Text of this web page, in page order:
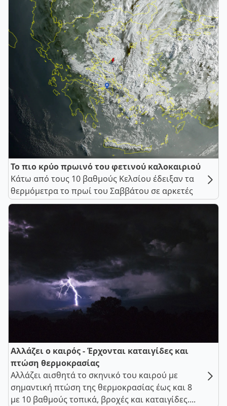
Το πιο κρύο πρωινό του φετινού καλοκαιριού
Κάτω από τους 10 βαθμούς Κελσίου έδειξαν τα
θερμόμετρα το πρωί του Σαββάτου σε αρκετές
Αλλάζει ο καιρός - Έρχονται καταιγίδες και
πτώση θερμοκρασίας
Αλλάζει αισθητά το σκηνικό του καιρού με
σημαντική πτώση της θερμοκρασίας έως και 8
με 10 βαθμούς τοπικά, βροχές και καταιγίδες....